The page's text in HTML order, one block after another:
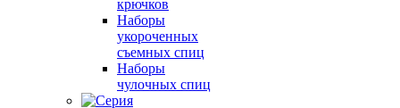
крючков
Наборы
укороченных
съемных спиц
Наборы
чулочных спиц